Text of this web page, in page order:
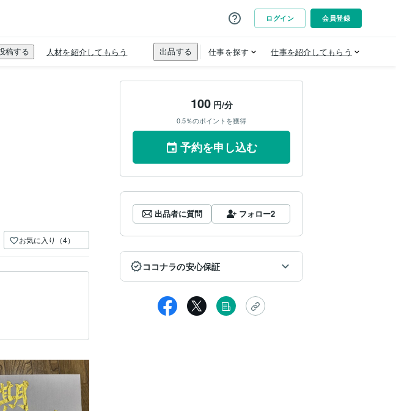
お気に入り（4）
100円/分
0.5％のポイントを獲得
予約を申し込む
出品者に質問 フォロー2
ココナラの安心保証